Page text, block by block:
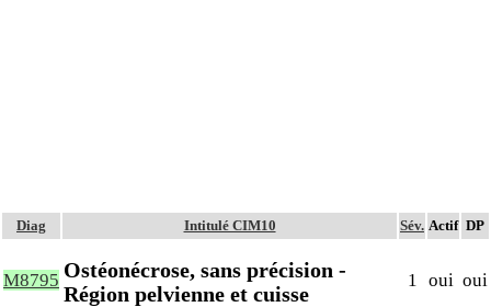
Diag Intitulé CIM10 Sév. Actif DP
M8795 Ostéonécrose, sans précision -
Région pelvienne et cuisse
1 oui oui